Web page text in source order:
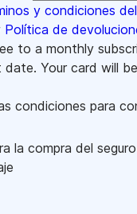
y condiciones
Política de
to a monthly
Your card will
condiciones para
la compra del seguro